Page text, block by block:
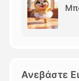
Άλλα Μέσα
Ανεβάστε